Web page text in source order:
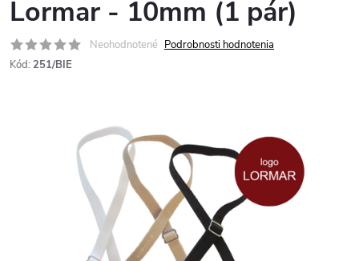
Lormar - 10mm (1 pár)
Neohodnotené Podrobnosti hodnotenia
Kód: 251/BIE